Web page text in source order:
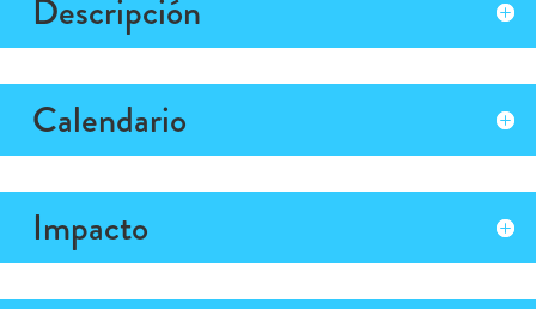
Descripción
Calendario
Impacto